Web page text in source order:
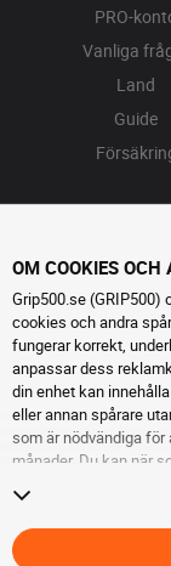
PRO-
Vanliga
Land
Guide
OM COOKIES OCH
Grip500.se (GRIP500)
cookies och andra
fungerar korrekt,
anpassar dess
din enhet kan
eller annan spårare
som är nödvändiga
månader. Du kan när
acceptera cookies
tjänsterna GRIP500.
cookies och andra